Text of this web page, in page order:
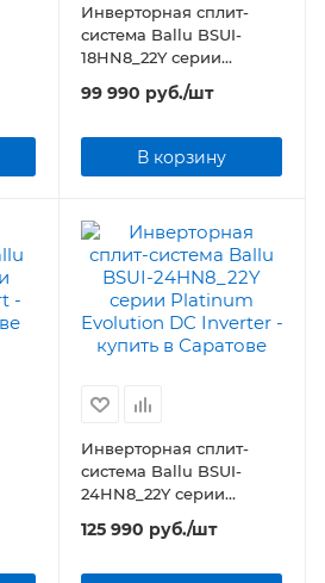
Инверторная сплит-
система Ballu BSUI-
18HN8_22Y серии
Platinum Evolution DC
Inverter
99 990 руб./шт
В корзину
Инверторная сплит-
система Ballu BSUI-
24HN8_22Y серии
Platinum Evolution DC
Inverter
125 990 руб./шт